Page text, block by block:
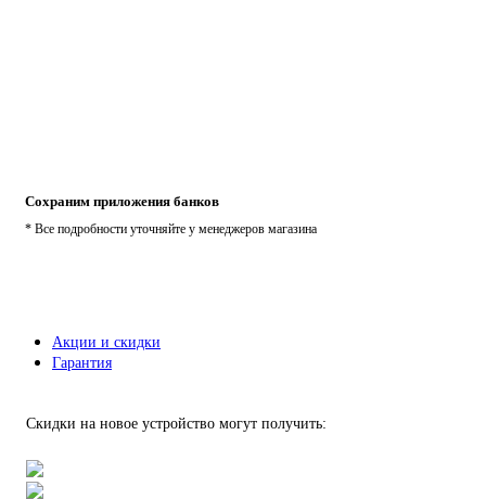
Сохраним приложения банков
* Все подробности уточняйте у менеджеров магазина
Акции и скидки
Гарантия
Скидки на новое устройство могут получить: